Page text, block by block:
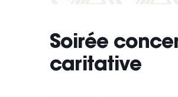
Soirée
caritative